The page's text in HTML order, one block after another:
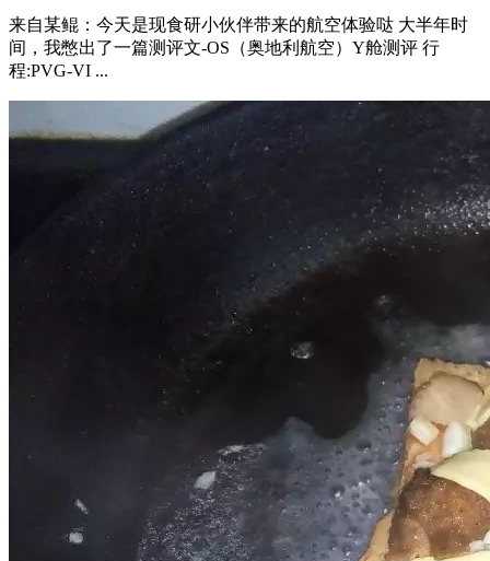
来自某鲲：今天是现食研小伙伴带来的航空体验哒 大半年时
间，我憋出了一篇测评文-OS（奥地利航空）Y舱测评 行
程:PVG-VI ...